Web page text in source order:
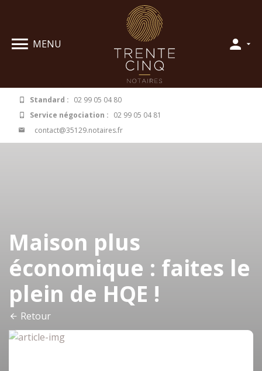
MENU
Standard : 02 99 05 04 80
Service négociation : 02 99 05 04 81
contact@35129.notaires.fr
Maison plus
économique : faites le
plein de HQE !
Retour
Panneau de gestion des cookies